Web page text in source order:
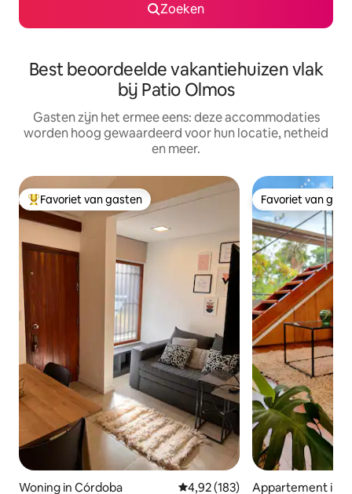
Zoeken
Best beoordeelde vakantiehuizen vlak
bij Patio Olmos
Gasten zijn het ermee eens: deze accommodaties
worden hoog gewaardeerd voor hun locatie, netheid
en meer.
Topfavoriet van gasten
Favoriet van gasten
Woning in Córdoba Gemiddelde beoordeling van
4,92 (183)
Favoriet van
Favoriet van
Appartement in